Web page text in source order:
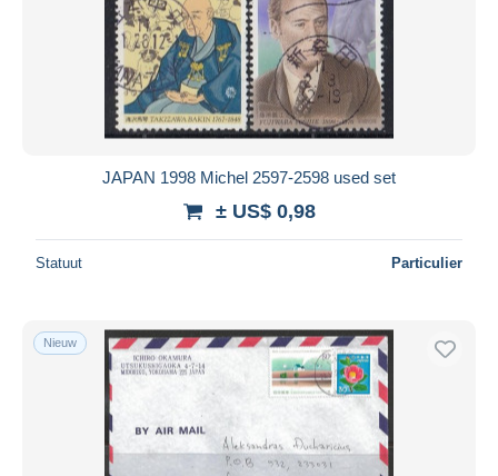
JAPAN 1998 Michel 2597-2598 used set
± US$ 0,98
Statuut Particulier
Nieuw